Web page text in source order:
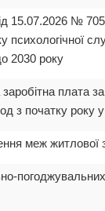
15.07.2026 №
психологічної
2030 року
плата
з початку року
меж житлової